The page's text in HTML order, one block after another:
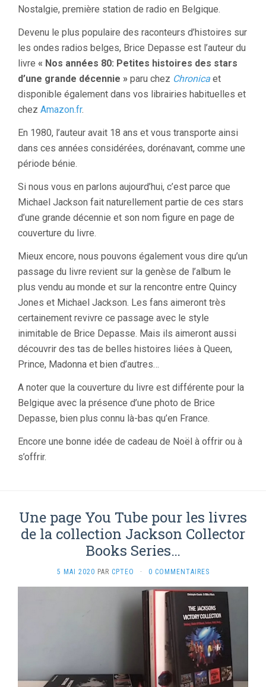
Nostalgie, première station de radio en Belgique.
Devenu le plus populaire des raconteurs d’histoires sur
les ondes radios belges, Brice Depasse est l’auteur du
livre « Nos années 80: Petites histoires des stars
d’une grande décennie » paru chez Chronica et
disponible également dans vos librairies habituelles et
chez Amazon.fr.
En 1980, l’auteur avait 18 ans et vous transporte ainsi
dans ces années considérées, dorénavant, comme une
période bénie.
Si nous vous en parlons aujourd’hui, c’est parce que
Michael Jackson fait naturellement partie de ces stars
d’une grande décennie et son nom figure en page de
couverture du livre.
Mieux encore, nous pouvons également vous dire qu’un
passage du livre revient sur la genèse de l’album le
plus vendu au monde et sur la rencontre entre Quincy
Jones et Michael Jackson. Les fans aimeront très
certainement revivre ce passage avec le style
inimitable de Brice Depasse. Mais ils aimeront aussi
découvrir des tas de belles histoires liées à Queen,
Prince, Madonna et bien d’autres…
A noter que la couverture du livre est différente pour la
Belgique avec la présence d’une photo de Brice
Depasse, bien plus connu là-bas qu’en France.
Encore une bonne idée de cadeau de Noël à offrir ou à
s’offrir.
Une page You Tube pour les livres
de la collection Jackson Collector
Books Series…
5 MAI 2020 PAR CPTEO · 0 COMMENTAIRES